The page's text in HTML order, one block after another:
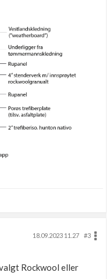
18.09.2023 11.27
#3
Rockwool eller